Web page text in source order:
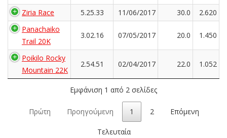
Ziria Race 5.25.33 11/06/2017 30.0
2.620
Panachaiko
Trail 20K
3.02.16 07/05/2017 20.0 1.450
Poikilo Rocky
Mountain 22K
2.54.51 02/04/2017 22.0 1.052
Εμφάνιση 1 από 2 σελίδες
Πρώτη Προηγούμενη 1 2 Επόμενη
Τελευταία